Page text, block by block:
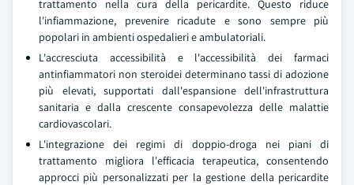
trattamento nella cura della pericardite. Questo riduce
l'infiammazione, prevenire ricadute e sono sempre più
popolari in ambienti ospedalieri e ambulatoriali.
L'accresciuta accessibilità e l'accessibilità dei farmaci
antinfiammatori non steroidei determinano tassi di adozione
più elevati, supportati dall'espansione dell'infrastruttura
sanitaria e dalla crescente consapevolezza delle malattie
cardiovascolari.
L'integrazione dei regimi di doppio-droga nei piani di
trattamento migliora l'efficacia terapeutica, consentendo
approcci più personalizzati per la gestione della pericardite